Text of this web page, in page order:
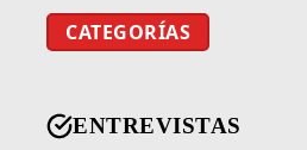
CATEGORÍAS
ENTREVISTAS